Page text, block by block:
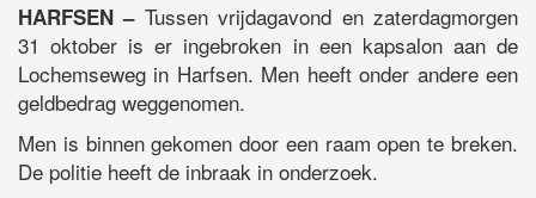
HARFSEN –Tussen vrijdagavond en zaterdagmorgen
31 oktober is er ingebroken in een kapsalon aan de
Lochemseweg in Harfsen. Men heeft onder andere een
geldbedrag weggenomen.
Men is binnen gekomen door een raam open te breken.
De politie heeft de inbraak in onderzoek.